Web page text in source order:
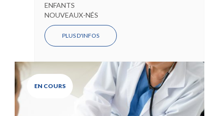
ENFANTS
NOUVEAUX-NÉS
PLUS D'INFOS
EN COURS